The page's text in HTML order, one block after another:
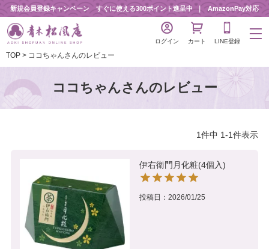
新規会員登録キャンペーン すぐに使える300ポイント進呈中 AmazonPay対応
ログイン カート LINE登録
TOP ココちゃんさんのレビュー
ココちゃんさんのレビュー
1件中 1-1件表示
伊右衛門月化粧(4個入)
投稿日 2026/01/25